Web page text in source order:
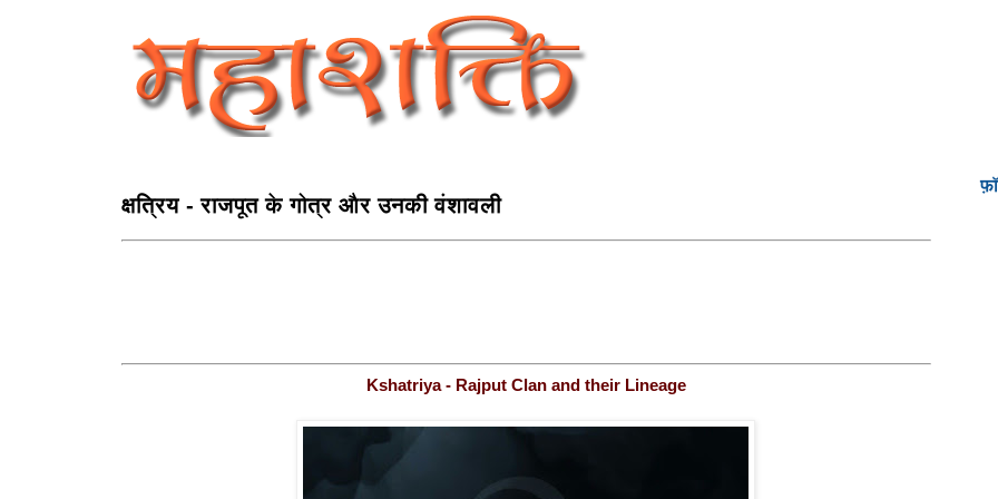
क्षत्रिय - राजपूत के गोत्र और उनकी वंशावली
Kshatriya - Rajput Clan and their Lineage